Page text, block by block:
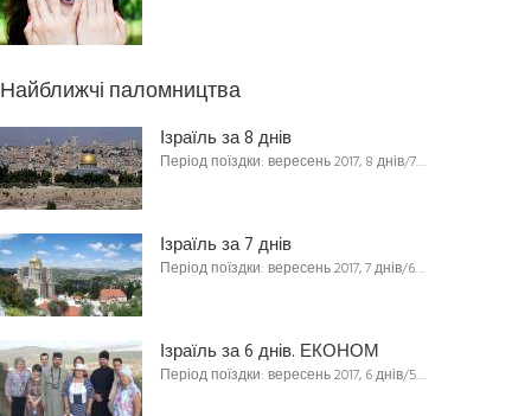
Найближчі паломництва
Ізраїль за 8 днів
Період поїздки: вересень 2017, 8 днів/7…
Ізраїль за 7 днів
Період поїздки: вересень 2017, 7 днів/6…
Ізраїль за 6 днів. ЕКОНОМ
Період поїздки: вересень 2017, 6 днів/5…